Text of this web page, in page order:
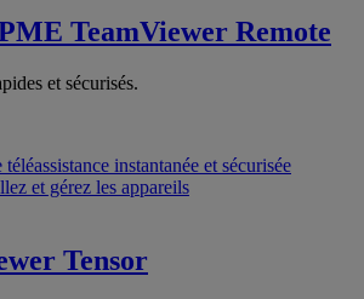
TeamViewer Remote
et sécurisés.
instantanée et sécurisée
et gérez les appareils
Tensor